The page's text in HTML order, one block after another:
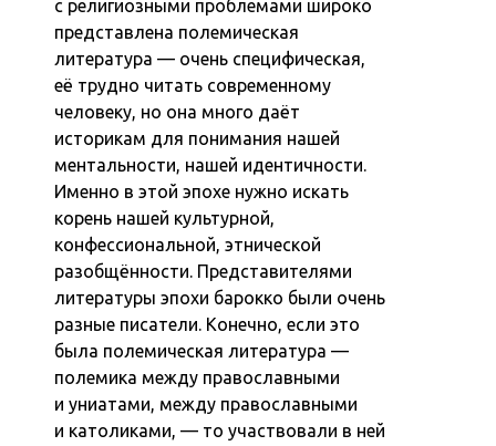
с религиозными проблемами широко
представлена ​​полемическая
литература — очень специфическая,
её трудно читать современному
человеку, но она много даёт
историкам для понимания нашей
ментальности, нашей идентичности.
Именно в этой эпохе нужно искать
корень нашей культурной,
конфессиональной, этнической
разобщённости. Представителями
литературы эпохи барокко были очень
разные писатели. Конечно, если это
была полемическая литература —
полемика между православными
и униатами, между православными
и католиками, — то участвовали в ней